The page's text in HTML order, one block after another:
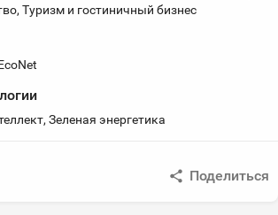
Туризм и гостиничный бизнес
Зеленая энергетика
Поделиться